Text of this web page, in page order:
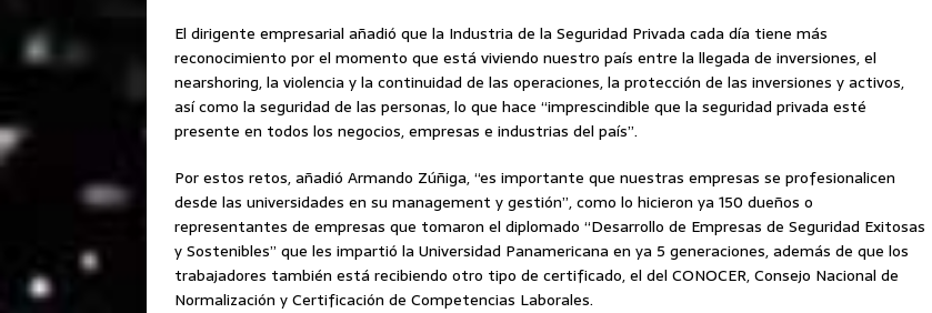
El dirigente empresarial añadió que la Industria de la Seguridad Privada cada día tiene más
reconocimiento por el momento que está viviendo nuestro país entre la llegada de inversiones, el
nearshoring, la violencia y la continuidad de las operaciones, la protección de las inversiones y activos,
así como la seguridad de las personas, lo que hace “imprescindible que la seguridad privada esté
presente en todos los negocios, empresas e industrias del país”.
Por estos retos, añadió Armando Zúñiga, “es importante que nuestras empresas se profesionalicen
desde las universidades en su management y gestión”, como lo hicieron ya 150 dueños o
representantes de empresas que tomaron el diplomado “Desarrollo de Empresas de Seguridad Exitosas
y Sostenibles” que les impartió la Universidad Panamericana en ya 5 generaciones, además de que los
trabajadores también está recibiendo otro tipo de certificado, el del CONOCER, Consejo Nacional de
Normalización y Certificación de Competencias Laborales.